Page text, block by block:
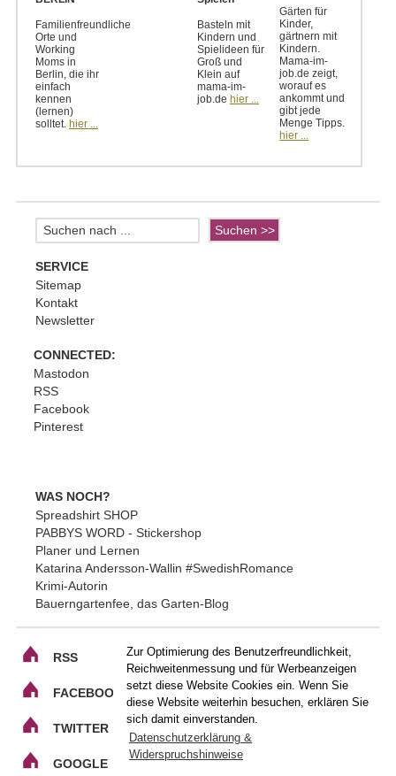
Zur Optimierung des Benutzerfreundlichkeit,
Reichweitenmessung und für Werbeanzeigen
setzt diese Website Cookies ein. Wenn Sie
diese Website weiterhin besuchen, erklären Sie
sich damit einverstanden.
Datenschutzerklärung &
Widerspruchshinweise
Familienfreundliche
Orte und
Working
Moms in
Berlin, die ihr
einfach
kennen
(lernen)
solltet. hier ...
Basteln mit
Kindern und
Spielideen für
Groß und
Klein auf
mama-im-
job.de hier ...
Gärten für
Kinder,
gärtnern mit
Kindern.
Mama-im-
job.de zeigt,
worauf es
ankommt und
gibt jede
Menge Tipps.
hier ...
SERVICE
Sitemap
Kontakt
Newsletter
CONNECTED:
Mastodon
RSS
Facebook
Pinterest
WAS NOCH?
Spreadshirt SHOP
PABBYS WORD - Stickershop
Planer und Lernen
Katarina Andersson-Wallin #SwedishRomance
Krimi-Autorin
Bauerngartenfee, das Garten-Blog
RSS
FACEBOOK
TWITTER
GOOGLE